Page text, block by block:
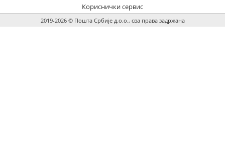
Кориснички сервис
2019-2026 © Пошта Србије д.о.о., сва права задржана